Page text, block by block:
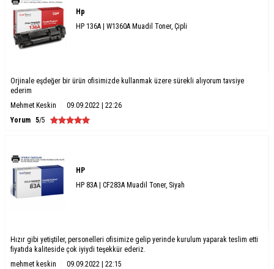
Hp
HP 136A | W1360A Muadil Toner, Çipli
Orjinale eşdeğer bir ürün ofisimizde kullanmak üzere sürekli alıyorum tavsiye
ederim
Mehmet Keskin
09.09.2022 | 22:26
Yorum 5/5
HP
HP 83A | CF283A Muadil Toner, Siyah
Hızır gibi yetiştiler, personelleri ofisimize gelip yerinde kurulum yaparak teslim etti
fiyatıda kaliteside çok iyiydi teşekkür ederiz.
mehmet keskin
09.09.2022 | 22:15